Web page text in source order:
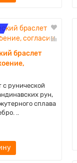
браслет
с рунической
рун,
сплава
..